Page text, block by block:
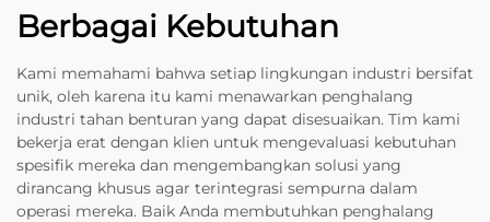
Berbagai Kebutuhan
Kami memahami bahwa setiap lingkungan industri bersifat
unik, oleh karena itu kami menawarkan penghalang
industri tahan benturan yang dapat disesuaikan. Tim kami
bekerja erat dengan klien untuk mengevaluasi kebutuhan
spesifik mereka dan mengembangkan solusi yang
dirancang khusus agar terintegrasi sempurna dalam
operasi mereka. Baik Anda membutuhkan penghalang